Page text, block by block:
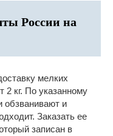
России на
мелких
2 кг. По указанному
обзванивают и
Заказать ее
записан в